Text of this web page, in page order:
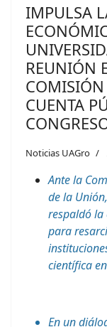
IMPULSA
REUNIÓN
COMISIÓN
CUENTA
Noticias UAGro
Ante la
de la
respaldó la
para
científica
En un